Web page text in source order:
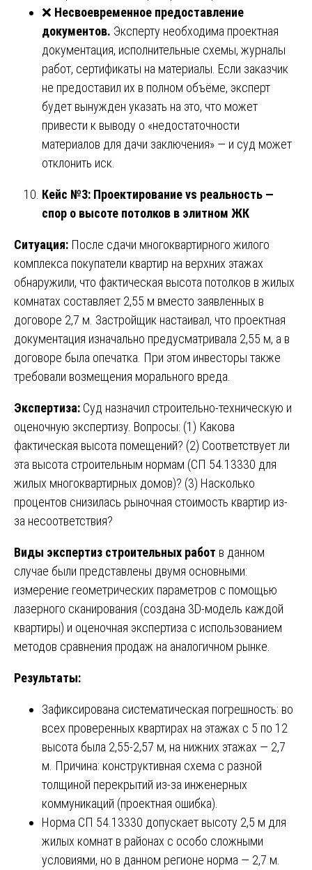
❌ Несвоевременное предоставление
документов. Эксперту необходима проектная
документация, исполнительные схемы, журналы
работ, сертификаты на материалы. Если заказчик
не предоставил их в полном объёме, эксперт
будет вынужден указать на это, что может
привести к выводу о «недостаточности
материалов для дачи заключения» — и суд может
отклонить иск.
Кейс №3: Проектирование vs реальность —
спор о высоте потолков в элитном ЖК
Ситуация: После сдачи многоквартирного жилого
комплекса покупатели квартир на верхних этажах
обнаружили, что фактическая высота потолков в жилых
комнатах составляет 2,55 м вместо заявленных в
договоре 2,7 м. Застройщик настаивал, что проектная
документация изначально предусматривала 2,55 м, а в
договоре была опечатка. При этом инвесторы также
требовали возмещения морального вреда.
Экспертиза: Суд назначил строительно-техническую и
оценочную экспертизу. Вопросы: (1) Какова
фактическая высота помещений? (2) Соответствует ли
эта высота строительным нормам (СП 54.13330 для
жилых многоквартирных домов)? (3) Насколько
процентов снизилась рыночная стоимость квартир из-
за несоответствия?
Виды экспертиз строительных работ в данном
случае были представлены двумя основными:
измерение геометрических параметров с помощью
лазерного сканирования (создана 3D-модель каждой
квартиры) и оценочная экспертиза с использованием
методов сравнения продаж на аналогичном рынке.
Результаты:
Зафиксирована систематическая погрешность: во
всех проверенных квартирах на этажах с 5 по 12
высота была 2,55-2,57 м, на нижних этажах — 2,7
м. Причина: конструктивная схема с разной
толщиной перекрытий из-за инженерных
коммуникаций (проектная ошибка).
Норма СП 54.13330 допускает высоту 2,5 м для
жилых комнат в районах с особо сложными
условиями, но в данном регионе норма — 2,7 м.